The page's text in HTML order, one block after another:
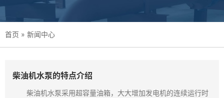
首页 » 新闻中心
柴油机水泵的特点介绍
柴油机水泵采用超容量油箱，大大增加发电机的连续运行时